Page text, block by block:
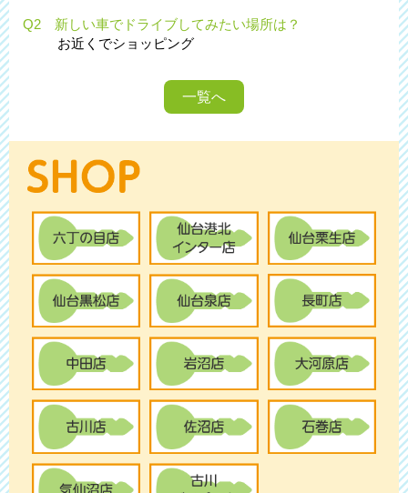
Q2 新しい車でドライブしてみたい場所は？
お近くでショッピング
一覧へ